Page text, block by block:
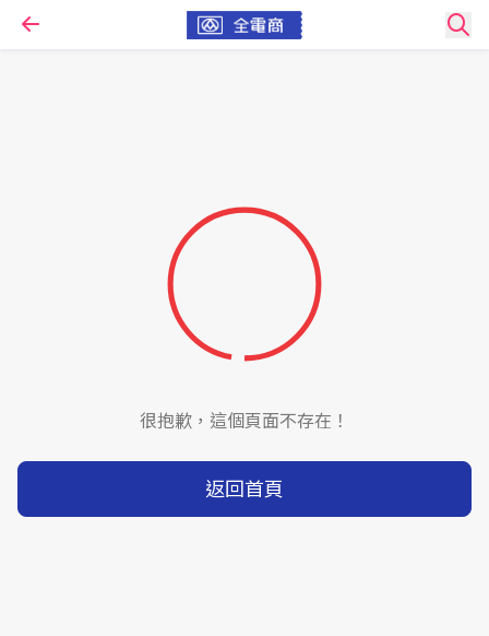
很抱歉，這個頁面不存在！
返回首頁